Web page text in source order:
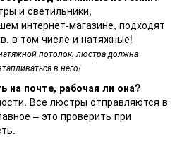
и светильники,
интернет-магазине, подходят
в том числе и натяжные!
потолок, люстра должна
в него!
на почте, рабочая ли она?
Все люстры отправляются в
– это проверить при